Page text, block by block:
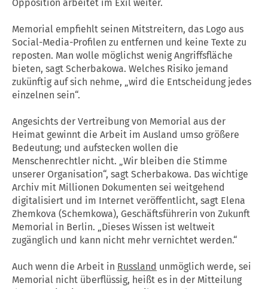
Opposition arbeitet im Exil weiter.
Memorial empfiehlt seinen Mitstreitern, das Logo aus
Social-Media-Profilen zu entfernen und keine Texte zu
reposten. Man wolle möglichst wenig Angriffsfläche
bieten, sagt Scherbakowa. Welches Risiko jemand
zukünftig auf sich nehme, „wird die Entscheidung jedes
einzelnen sein“.
Angesichts der Vertreibung von Memorial aus der
Heimat gewinnt die Arbeit im Ausland umso größere
Bedeutung; und aufstecken wollen die
Menschenrechtler nicht. „Wir bleiben die Stimme
unserer Organisation“, sagt Scherbakowa. Das wichtige
Archiv mit Millionen Dokumenten sei weitgehend
digitalisiert und im Internet veröffentlicht, sagt Elena
Zhemkova (Schemkowa), Geschäftsführerin von Zukunft
Memorial in Berlin. „Dieses Wissen ist weltweit
zugänglich und kann nicht mehr vernichtet werden.“
Auch wenn die Arbeit in Russland unmöglich werde, sei
Memorial nicht überflüssig, heißt es in der Mitteilung